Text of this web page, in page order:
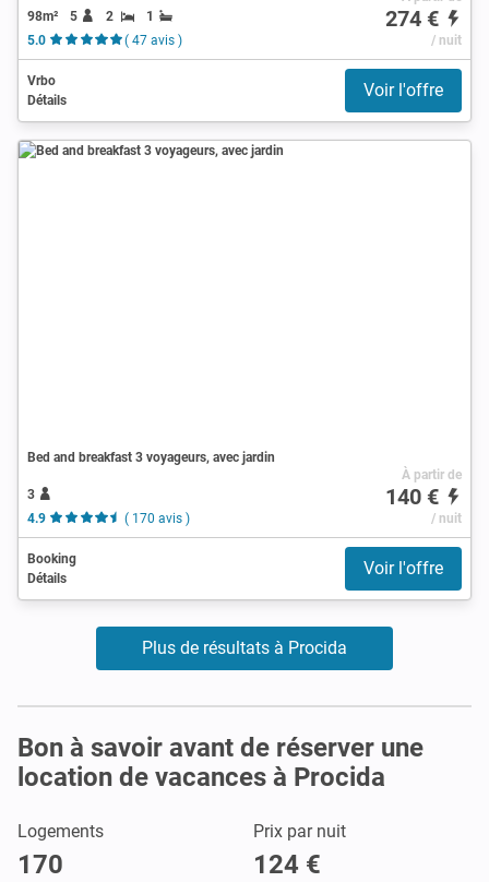
98m² 5 2
1
5.0
( 47 avis )
274 €
/ nuit
Vrbo
Détails
Voir l'offre
Bed and breakfast 3 voyageurs, avec jardin
3
4.9
( 170 avis )
À partir de
140 €
/ nuit
Booking
Détails
Voir l'offre
Plus de résultats à Procida
Bon à savoir avant de réserver une
location de vacances à Procida
Logements
170
Prix par nuit
124 €